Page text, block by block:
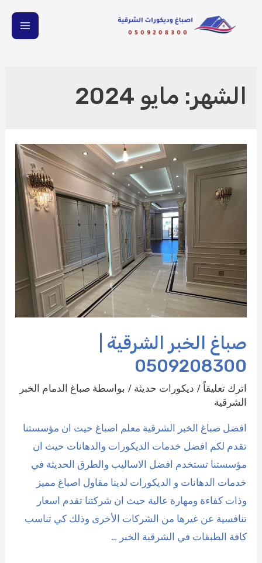
الشهر: مايو 2024
صباغ الخبر الشرقية |
0509208300
اترك تعليقاً / ديكورات حديثة / بواسطة صباغ الدمام الخبر
الشرقية
افضل صباغ الخبر الشرقية معلم اصباغ حيث ان مؤسستنا
تقدم لكم افضل خدمات الديكورات والدهانات حيث ان
مؤسستنا تستخدم افضل الاساليب والطرق الحديثة في
خدمات الدهانات و الديكورات لدينا مقاول اصباغ مميز
وذات كفاءة ومهارة عالية حيث ان شركتنا تقدم اسعار
تنافسية عن غيرها من الشركات الأخرى وذلك كي تناسب
كافة الطبقات في الشرقية الخبر …